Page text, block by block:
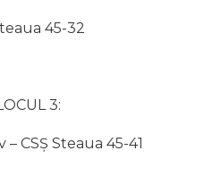
45-32
3:
– CSȘ Steaua 45-41